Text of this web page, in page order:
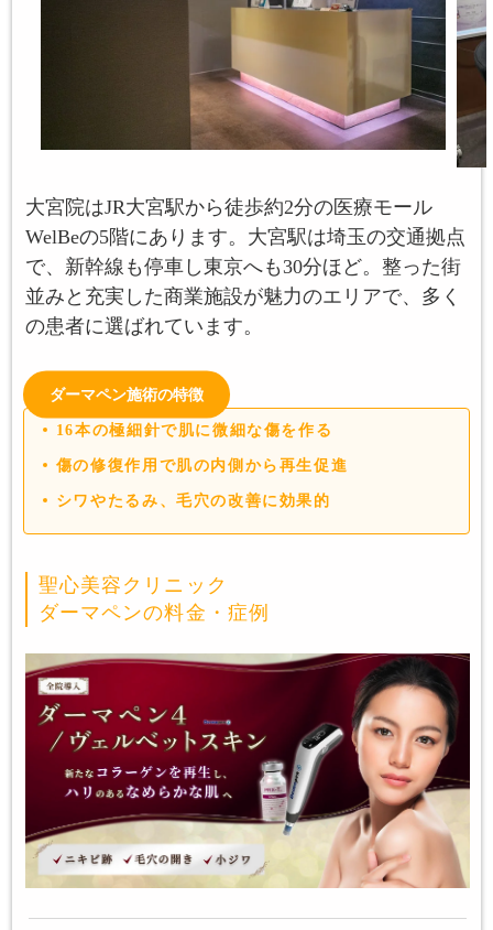
大宮院はJR大宮駅から徒歩約2分の医療モール
WelBeの5階にあります。大宮駅は埼玉の交通拠点
で、新幹線も停車し東京へも30分ほど。整った街
並みと充実した商業施設が魅力のエリアで、多く
の患者に選ばれています。
ダーマペン施術の特徴
16本の極細針で肌に微細な傷を作る
傷の修復作用で肌の内側から再生促進
シワやたるみ、毛穴の改善に効果的
聖心美容クリニック
ダーマペンの料金・症例